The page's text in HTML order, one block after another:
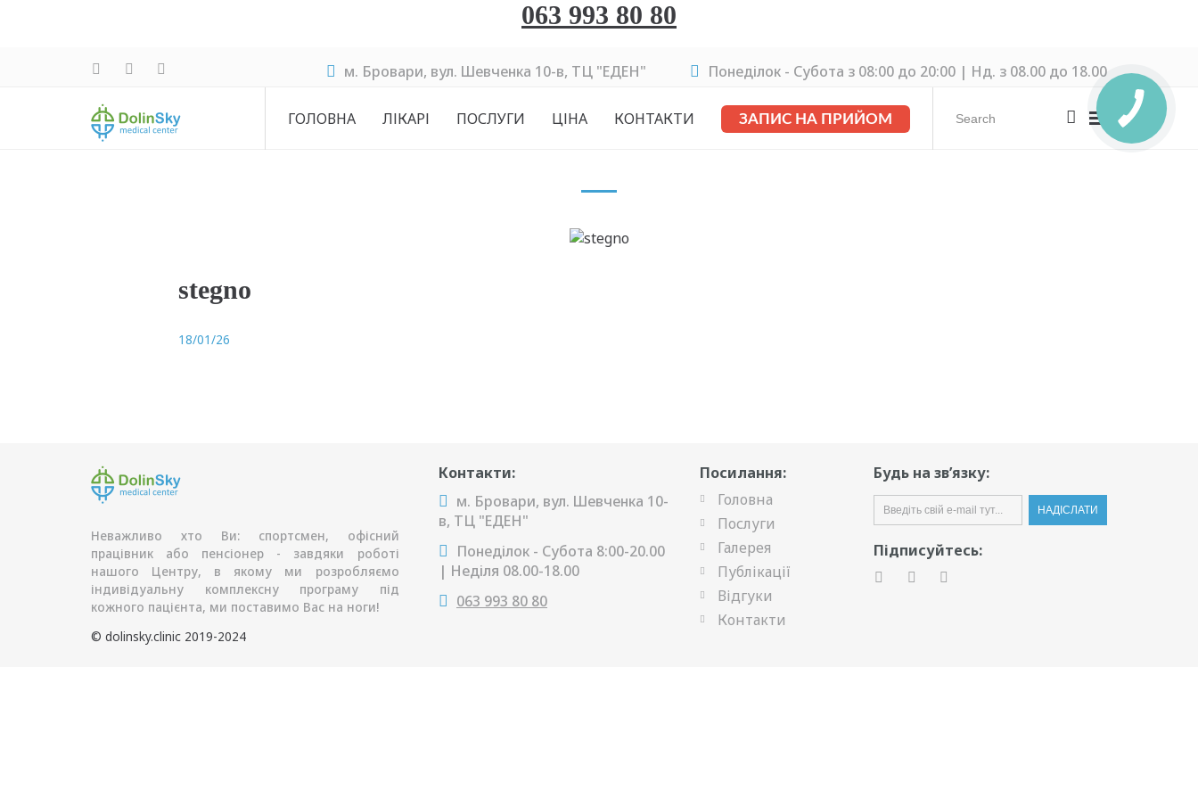
063 993 80 80
м. Бровари, вул. Шевченка 10-в, ТЦ "ЕДЕН" Понеділок - Cубота з 08:00 до 20:00 | Нд. з 08.00 до 18.00
ГОЛОВНА ЛІКАРІ ПОСЛУГИ ЦІНА КОНТАКТИ ЗАПИС НА ПРИЙОМ
stegno
18/01/26
Неважливо хто Ви: спортсмен, офісний
працівник або пенсіонер - завдяки роботі
нашого Центру, в якому ми розробляємо
індивідуальну комплексну програму під
кожного пацієнта, ми поставимо Вас на ноги!
© dolinsky.clinic 2019-2024
Контакти:
м. Бровари, вул. Шевченка 10-
в, ТЦ "ЕДЕН"
Понеділок - Субота 8:00-20.00
| Неділя 08.00-18.00
063 993 80 80
Посилання:
Головна
Послуги
Галерея
Публікації
Відгуки
Контакти
Будь на зв’язку:
Підписуйтесь: